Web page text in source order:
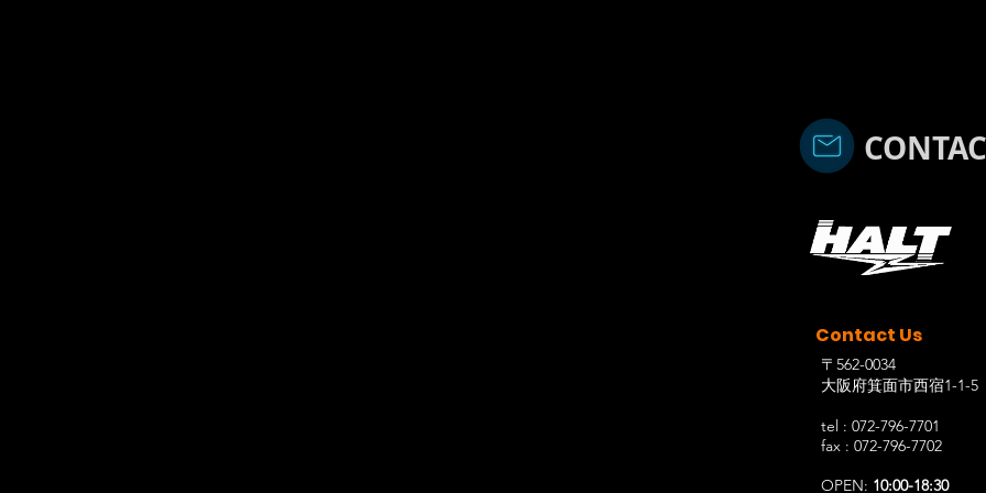
〒562-0034
大阪府箕面市西宿1-1-5
tel : 072-796-7701
fax : 072-796-7702
OPEN: 10:00-18:30
Contact Us